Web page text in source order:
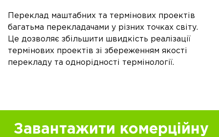
Переклад маштабних та термінових проектів
багатьма перекладачами у різних точках світу.
Це дозволяє збільшити швидкість реалізації
термінових проектів зі збереженням якості
перекладу та однорідності термінології.
Завантажити комерційну